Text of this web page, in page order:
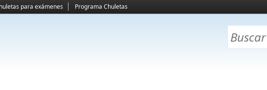
para exámenes Programa Chuletas